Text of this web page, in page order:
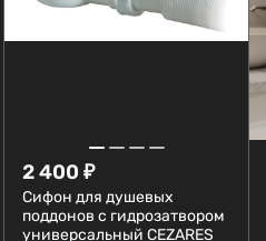
2 400 ₽
Сифон для душевых
поддонов с гидрозатвором
универсальный CEZARES